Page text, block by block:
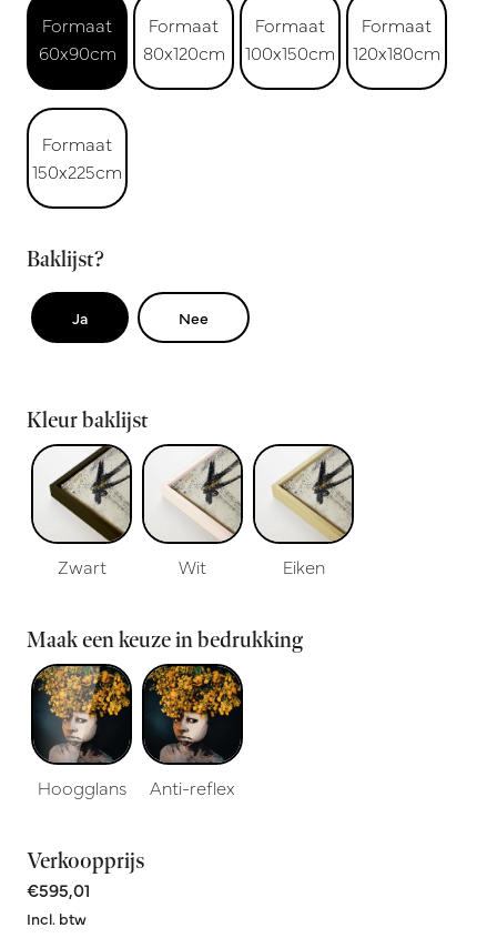
Formaat
60x90cm
Formaat
80x120cm
Formaat
100x150cm
Formaat
120x180cm
Formaat
150x225cm
Baklijst?
Ja Nee
Kleur baklijst
Zwart Wit Eiken
Maak een keuze in bedrukking
Hoogglans Anti-reflex
Verkoopprijs
€595,01
Incl. btw